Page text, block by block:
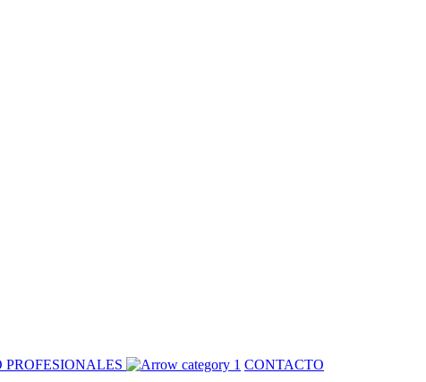
PROFESIONALES
CONTACTO